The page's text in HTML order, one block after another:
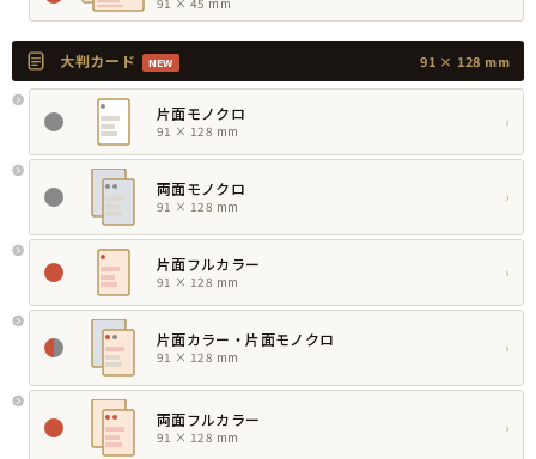
大判カード NEW 91 × 128 mm
片面モノクロ
91 × 128 mm
›
両面モノクロ
91 × 128 mm
›
片面フルカラー
91 × 128 mm
›
片面カラー・片面モノクロ
91 × 128 mm
›
両面フルカラー
91 × 128 mm
›